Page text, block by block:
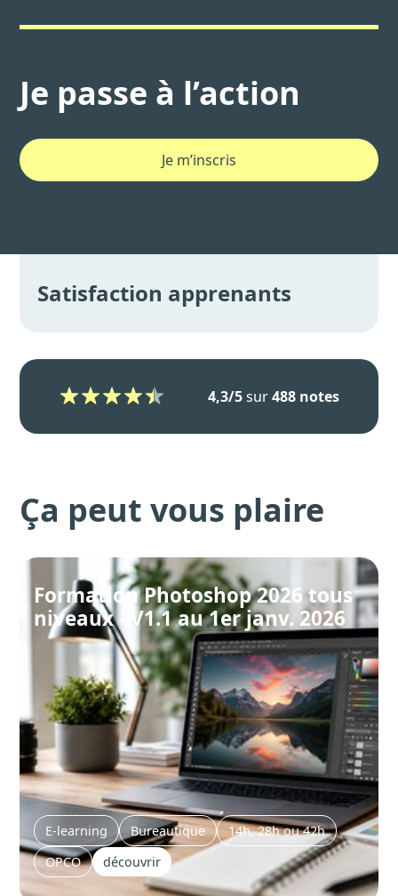
Je passe à l’action
Je m’inscris
Satisfaction apprenants
4,3/5sur488 notes
Ça peut vous plaire
Formation Photoshop 2026 tous
niveaux - V1.1 au 1er janv. 2026
E-learning Bureautique
14h, 28h ou 42h
OPCO
découvrir